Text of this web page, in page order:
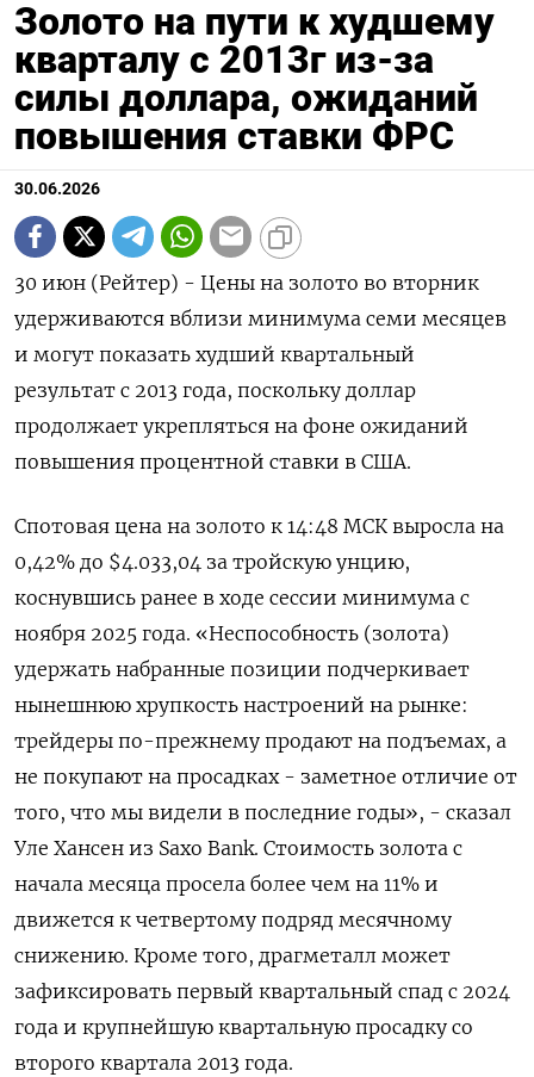
Золото на пути к худшему
кварталу с 2013г из-за
силы доллара, ожиданий
повышения ставки ФРС
30.06.2026
30 июн (Рейтер) - Цены на золото во вторник
удерживаются вблизи минимума семи месяцев
и могут показать худший квартальный
результат с 2013 года, поскольку доллар
продолжает укрепляться на ‌фоне ожиданий
повышения процентной ставки в США.
Спотовая цена на золото к 14:48 МСК выросла на
0,42% до $4.033,04 за тройскую унцию,
коснувшись ранее в ​ходе сессии минимума с
ноября ​2025 года. «Неспособность (золота) ​
удержать набранные ⁠позиции подчеркивает
нынешнюю хрупкость настроений на рынке:
трейдеры по-прежнему продают ‌на подъемах, а
не покупают ‌на просадках - заметное отличие от
того, что мы видели в последние годы», - ​сказал
Уле Хансен из Saxo Bank. Стоимость золота с
начала месяца ‌просела более чем на 11% и
движется к четвертому подряд ​месячному
снижению. Кроме того, драгметалл может
зафиксировать первый квартальный спад с ‌2024
года и крупнейшую квартальную просадку со
второго квартала 2013 года.